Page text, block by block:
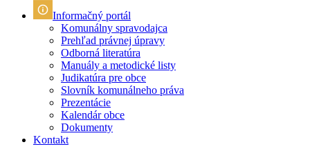
Informačný portál
Komunálny spravodajca
Prehľad právnej úpravy
Odborná literatúra
Manuály a metodické listy
Judikatúra pre obce
Slovník komunálneho práva
Prezentácie
Kalendár obce
Dokumenty
Kontakt